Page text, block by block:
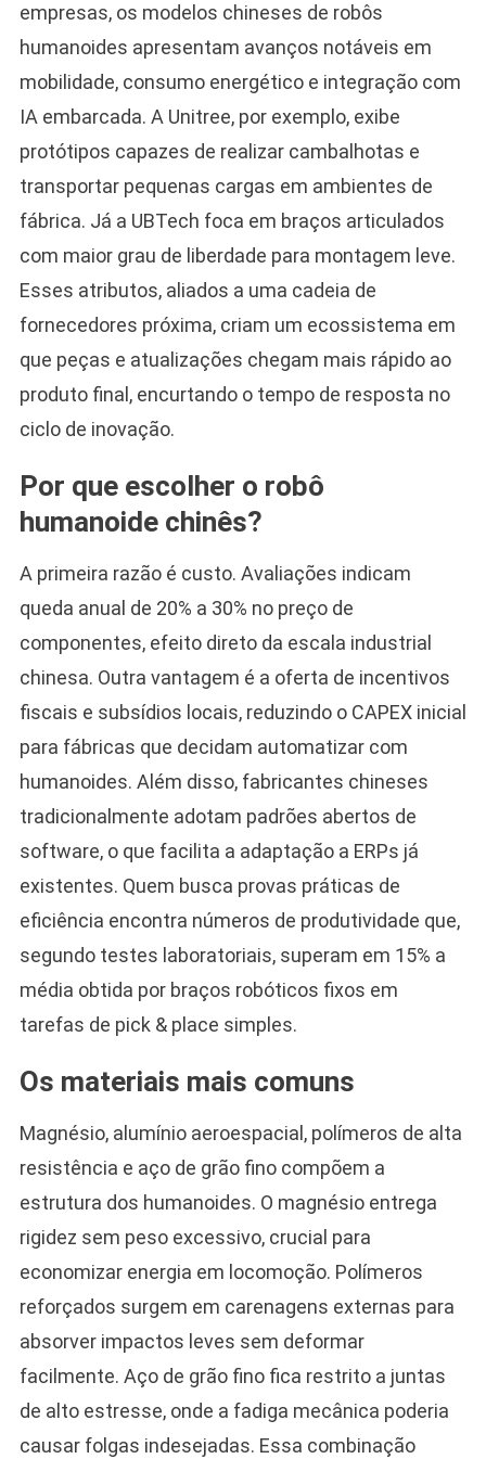
empresas, os modelos chineses de robôs
humanoides apresentam avanços notáveis em
mobilidade, consumo energético e integração com
IA embarcada. A Unitree, por exemplo, exibe
protótipos capazes de realizar cambalhotas e
transportar pequenas cargas em ambientes de
fábrica. Já a UBTech foca em braços articulados
com maior grau de liberdade para montagem leve.
Esses atributos, aliados a uma cadeia de
fornecedores próxima, criam um ecossistema em
que peças e atualizações chegam mais rápido ao
produto final, encurtando o tempo de resposta no
ciclo de inovação.
Por que escolher o robô
humanoide chinês?
A primeira razão é custo. Avaliações indicam
queda anual de 20% a 30% no preço de
componentes, efeito direto da escala industrial
chinesa. Outra vantagem é a oferta de incentivos
fiscais e subsídios locais, reduzindo o CAPEX inicial
para fábricas que decidam automatizar com
humanoides. Além disso, fabricantes chineses
tradicionalmente adotam padrões abertos de
software, o que facilita a adaptação a ERPs já
existentes. Quem busca provas práticas de
eficiência encontra números de produtividade que,
segundo testes laboratoriais, superam em 15% a
média obtida por braços robóticos fixos em
tarefas de pick & place simples.
Os materiais mais comuns
Magnésio, alumínio aeroespacial, polímeros de alta
resistência e aço de grão fino compõem a
estrutura dos humanoides. O magnésio entrega
rigidez sem peso excessivo, crucial para
economizar energia em locomoção. Polímeros
reforçados surgem em carenagens externas para
absorver impactos leves sem deformar
facilmente. Aço de grão fino fica restrito a juntas
de alto estresse, onde a fadiga mecânica poderia
causar folgas indesejadas. Essa combinação